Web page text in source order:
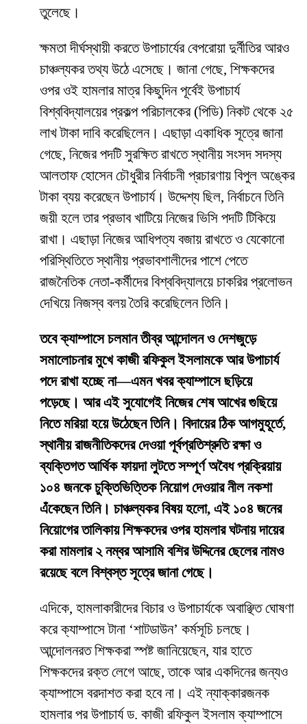
তুলেছে।
​ক্ষমতা দীর্ঘস্থায়ী করতে উপাচার্যের বেপরোয়া দুর্নীতির আরও
চাঞ্চল্যকর তথ্য উঠে এসেছে। জানা গেছে, শিক্ষকদের
ওপর ওই হামলার মাত্র কিছুদিন পূর্বেই উপাচার্য
বিশ্ববিদ্যালয়ের প্রকল্প পরিচালকের (পিডি) নিকট থেকে ২৫
লাখ টাকা দাবি করেছিলেন। এছাড়া একাধিক সূত্রে জানা
গেছে, নিজের পদটি সুরক্ষিত রাখতে স্থানীয় সংসদ সদস্য
আলতাফ হোসেন চৌধুরীর নির্বাচনী প্রচারণায় বিপুল অঙ্কের
টাকা ব্যয় করেছেন উপাচার্য। উদ্দেশ্য ছিল, নির্বাচনে তিনি
জয়ী হলে তার প্রভাব খাটিয়ে নিজের ভিসি পদটি টিকিয়ে
রাখা। এছাড়া নিজের আধিপত্য বজায় রাখতে ও যেকোনো
পরিস্থিতিতে স্থানীয় প্রভাবশালীদের পাশে পেতে
রাজনৈতিক নেতা-কর্মীদের বিশ্ববিদ্যালয়ে চাকরির প্রলোভন
দেখিয়ে নিজস্ব বলয় তৈরি করেছিলেন তিনি।
তবে ক্যাম্পাসে চলমান তীব্র আন্দোলন ও দেশজুড়ে
সমালোচনার মুখে কাজী রফিকুল ইসলামকে আর উপাচার্য
পদে রাখা হচ্ছে না—এমন খবর ক্যাম্পাসে ছড়িয়ে
পড়েছে। আর এই সুযোগেই নিজের শেষ আখের গুছিয়ে
নিতে মরিয়া হয়ে উঠেছেন তিনি। বিদায়ের ঠিক আগমুহূর্তে,
স্থানীয় রাজনীতিকদের দেওয়া পূর্বপ্রতিশ্রুতি রক্ষা ও
ব্যক্তিগত আর্থিক ফায়দা লুটতে সম্পূর্ণ অবৈধ প্রক্রিয়ায়
১০৪ জনকে চুক্তিভিত্তিক নিয়োগ দেওয়ার নীল নকশা
এঁকেছেন তিনি। চাঞ্চল্যকর বিষয় হলো, এই ১০৪ জনের
নিয়োগের তালিকায় শিক্ষকদের ওপর হামলার ঘটনায় দায়ের
করা মামলার ২ নম্বর আসামি বশির উদ্দিনের ছেলের নামও
রয়েছে বলে বিশ্বস্ত সূত্রে জানা গেছে।
​এদিকে, হামলাকারীদের বিচার ও উপাচার্যকে অবাঞ্ছিত ঘোষণা
করে ক্যাম্পাসে টানা ‘শাটডাউন’ কর্মসূচি চলছে।
আন্দোলনরত শিক্ষকরা স্পষ্ট জানিয়েছেন, যার হাতে
শিক্ষকদের রক্ত লেগে আছে, তাকে আর একদিনের জন্যও
ক্যাম্পাসে বরদাশত করা হবে না। এই ন্যাক্কারজনক
হামলার পর উপাচার্য ড. কাজী রফিকুল ইসলাম ক্যাম্পাসে